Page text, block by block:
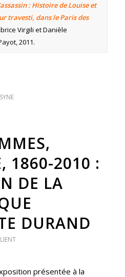
: Histoire de Louise et
travesti, dans le Paris des
Virgili et Danièle
2011.
1860-2010 :
DE LA
DURAND
présentée à la